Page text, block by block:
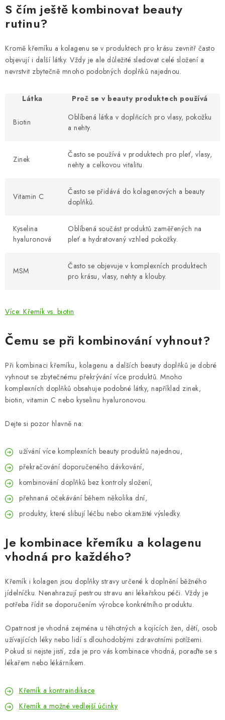
S čím ještě kombinovat beauty
rutinu?
Kromě křemíku a kolagenu se v produktech pro krásu zevnitř často
objevují i další látky. Vždy je ale důležité sledovat celé složení a
nevrstvit zbytečně mnoho podobných doplňků najednou.
Látka Proč se v beauty produktech používá
Biotin
Oblíbená látka v doplňcích pro vlasy, pokožku
a nehty.
Zinek
Často se používá v produktech pro pleť, vlasy,
nehty a celkovou vitalitu.
Vitamin C
Často se přidává do kolagenových a beauty
doplňků.
Kyselina
hyaluronová
Oblíbená součást produktů zaměřených na
pleť a hydratovaný vzhled pokožky.
MSM
Často se objevuje v komplexních produktech
pro krásu, vlasy, nehty a klouby.
Více: Křemík vs. biotin
Čemu se při kombinování vyhnout?
Při kombinaci křemíku, kolagenu a dalších beauty doplňků je dobré
vyhnout se zbytečnému překrývání více produktů. Mnoho
komplexních doplňků obsahuje podobné látky, například zinek,
biotin, vitamin C nebo kyselinu hyaluronovou.
Dejte si pozor hlavně na:
užívání více komplexních beauty produktů najednou,
překračování doporučeného dávkování,
kombinování doplňků bez kontroly složení,
přehnaná očekávání během několika dní,
produkty, které slibují léčbu nebo okamžité výsledky.
Je kombinace křemíku a kolagenu
vhodná pro každého?
Křemík i kolagen jsou doplňky stravy určené k doplnění běžného
jídelníčku. Nenahrazují pestrou stravu ani lékařskou péči. Vždy je
potřeba řídit se doporučením výrobce konkrétního produktu.
Opatrnost je vhodná zejména u těhotných a kojících žen, dětí, osob
užívajících léky nebo lidí s dlouhodobými zdravotními potížemi.
Pokud si nejste jistí, zda je pro vás kombinace vhodná, poraďte se s
lékařem nebo lékárníkem.
Křemík a kontraindikace
Křemík a možné vedlejší účinky